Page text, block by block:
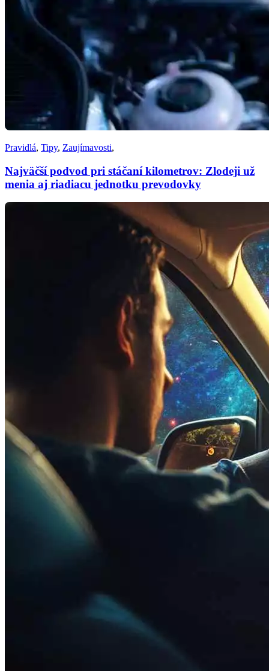
Pravidlá, Tipy, Zaujímavosti,
Najväčší podvod pri stáčaní kilometrov: Zlodeji už
menia aj riadiacu jednotku prevodovky